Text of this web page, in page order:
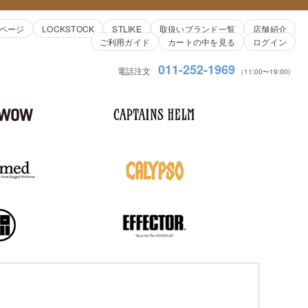
ージ LOCKSTOCK STLIKE 取扱いブランド一覧
店舗紹介
ご利用ガイド
カートの中を見る ログイン
電話注文 011-252-1969 （11:00〜19:00)